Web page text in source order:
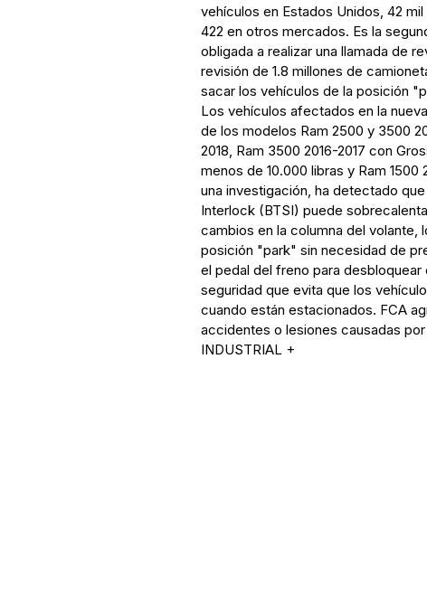
vehículos en Estados Unidos, 42
422 en otros mercados. Es la
obligada a realizar una llamada de
revisión de 1.8 millones de
sacar los vehículos de la posición
Los vehículos afectados en la
de los modelos Ram 2500 y 3500
2018, Ram 3500 2016-2017 con
menos de 10.000 libras y Ram 1500
una investigación, ha detectado
Interlock (BTSI) puede
cambios en la columna del volante,
posición "park" sin necesidad de
el pedal del freno para
seguridad que evita que los
cuando están estacionados. FCA
accidentes o lesiones causadas
INDUSTRIAL +